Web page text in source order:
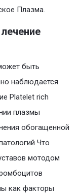
Плазма.
быть
наблюдается
Platelet rich
плазмы
обогащенной
Что
мотодом
как факторы